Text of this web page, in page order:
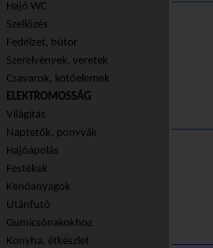
Hajó WC
Szellőzés
Fedélzet, bútor
Szerelvények, veretek
Csavarok, kötőelemek
ELEKTROMOSSÁG
Világítás
Naptetők, ponyvák
Hajóápolás
Festékek
Kenőanyagok
Utánfutó
Gumicsónakokhoz
Konyha, étkészlet